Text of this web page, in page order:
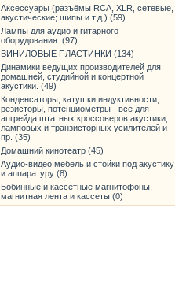
Аксессуары (разъёмы RCA, XLR, сетевые,
акустические; шипы и т.д.) (59)
Лампы для аудио и гитарного
оборудования (97)
ВИНИЛОВЫЕ ПЛАСТИНКИ (134)
Динамики ведущих производителей для
домашней, студийной и концертной
акустики. (49)
Конденсаторы, катушки индуктивности,
резисторы, потенциометры - всё для
апгрейда штатных кроссоверов акустики,
ламповых и транзисторных усилителей и
пр. (35)
Домашний кинотеатр (45)
Аудио-видео мебель и стойки под акустику
и аппаратуру (8)
Бобинные и кассетные магнитофоны,
магнитная лента и кассеты (0)